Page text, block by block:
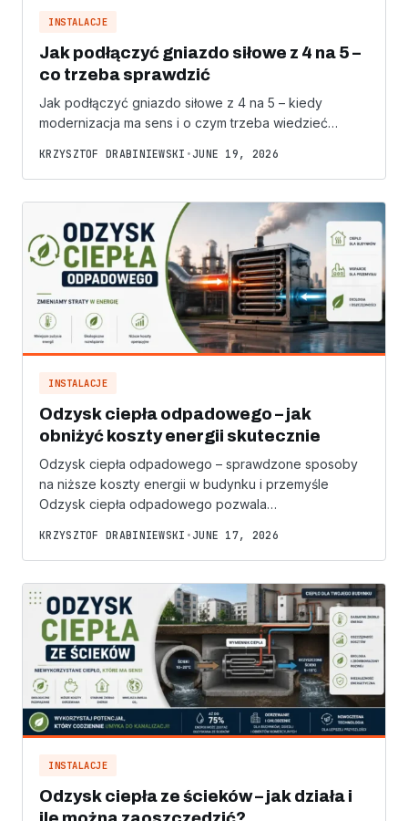
INSTALACJE
Jak podłączyć gniazdo siłowe z 4 na 5 –
co trzeba sprawdzić
Jak podłączyć gniazdo siłowe z 4 na 5 – kiedy
modernizacja ma sens i o czym trzeba wiedzieć…
KRZYSZTOF DRABINIEWSKI • JUNE 19, 2026
INSTALACJE
Odzysk ciepła odpadowego – jak
obniżyć koszty energii skutecznie
Odzysk ciepła odpadowego – sprawdzone sposoby
na niższe koszty energii w budynku i przemyśle
Odzysk ciepła odpadowego pozwala…
KRZYSZTOF DRABINIEWSKI • JUNE 17, 2026
INSTALACJE
Odzysk ciepła ze ścieków – jak działa i